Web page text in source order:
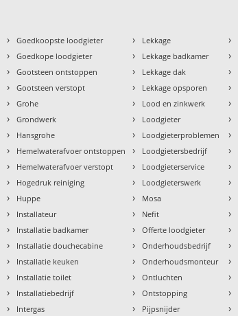
› Goedkoopste loodgieter
› Goedkope loodgieter
› Gootsteen ontstoppen
› Gootsteen verstopt
› Grohe
› Grondwerk
› Hansgrohe
› Hemelwaterafvoer ontstoppen
› Hemelwaterafvoer verstopt
› Hogedruk reiniging
› Huppe
› Installateur
› Installatie badkamer
› Installatie douchecabine
› Installatie keuken
› Installatie toilet
› Installatiebedrijf
› Intergas
› Lekkage
› Lekkage badkamer
› Lekkage dak
› Lekkage opsporen
› Lood en zinkwerk
› Loodgieter
› Loodgieterproblemen
› Loodgietersbedrijf
› Loodgieterservice
› Loodgieterswerk
› Mosa
› Nefit
› Offerte loodgieter
› Onderhoudsbedrijf
› Onderhoudsmonteur
› Ontluchten
› Ontstopping
› Pijpsnijder
›
›
›
›
›
›
›
›
›
›
›
›
›
›
›
›
›
›